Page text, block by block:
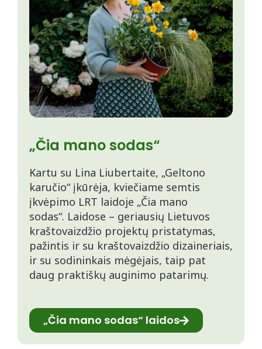
„Čia mano sodas“
Kartu su Lina Liubertaite, „Geltono
karučio“ įkūrėja, kviečiame semtis
įkvėpimo LRT laidoje „Čia mano
sodas“. Laidose – geriausių Lietuvos
kraštovaizdžio projektų pristatymas,
pažintis ir su kraštovaizdžio dizaineriais,
ir su sodininkais mėgėjais, taip pat
daug praktiškų auginimo patarimų.
„Čia mano sodas“ laidos